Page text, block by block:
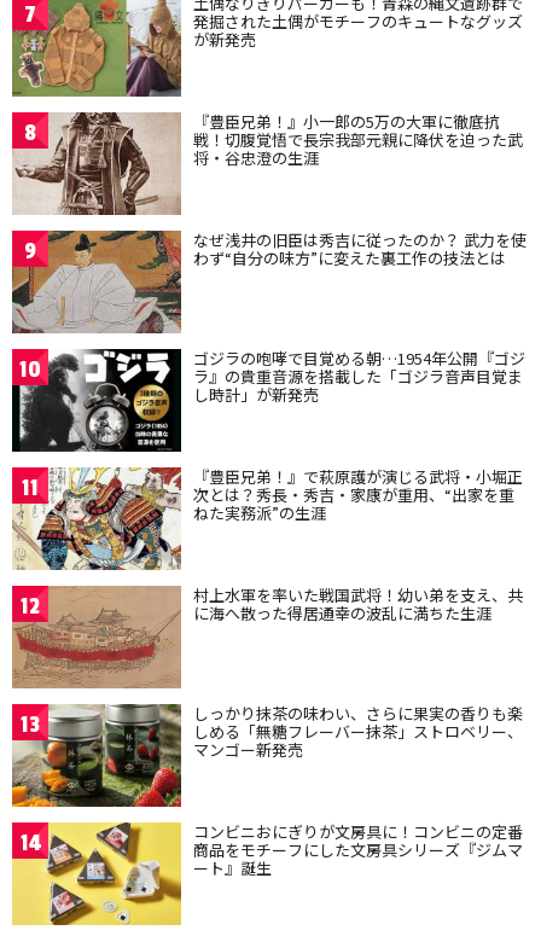
7 発掘された土偶がモチーフのキュートなグッズ
が新発売
8 『豊臣兄弟！』小一郎の5万の大軍に徹底抗
戦！切腹覚悟で長宗我部元親に降伏を迫った武
将・谷忠澄の生涯
9 なぜ浅井の旧臣は秀吉に従ったのか？ 武力を使
わず“自分の味方”に変えた裏工作の技法とは
10 ゴジラの咆哮で目覚める朝…1954年公開『ゴジ
ラ』の貴重音源を搭載した「ゴジラ音声目覚ま
し時計」が新発売
11 『豊臣兄弟！』で萩原護が演じる武将・小堀正
次とは？秀長・秀吉・家康が重用、“出家を重
ねた実務派”の生涯
12 村上水軍を率いた戦国武将！幼い弟を支え、共
に海へ散った得居通幸の波乱に満ちた生涯
13 しっかり抹茶の味わい、さらに果実の香りも楽
しめる「無糖フレーバー抹茶」ストロベリー、
マンゴー新発売
14 コンビニおにぎりが文房具に！コンビニの定番
商品をモチーフにした文房具シリーズ『ジムマ
ート』誕生